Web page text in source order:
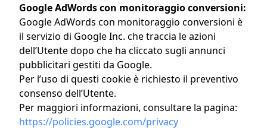
Google AdWords con monitoraggio conversioni:
Google AdWords con monitoraggio conversioni è
il servizio di Google Inc. che traccia le azioni
dell’Utente dopo che ha cliccato sugli annunci
pubblicitari gestiti da Google.
Per l’uso di questi cookie è richiesto il preventivo
consenso dell’Utente.
Per maggiori informazioni, consultare la pagina:
https://policies.google.com/privacy